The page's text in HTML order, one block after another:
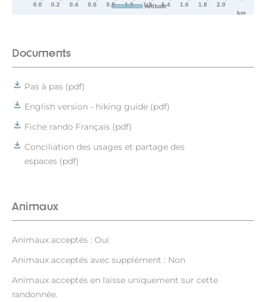
0.0 0.2 0.4 0.6 0.8 1.0 1.2 1.4 1.6 1.8 2.0
km
Altitude
Documents
Pas à pas (pdf)
English version - hiking guide (pdf)
Fiche rando Français (pdf)
Conciliation des usages et partage des
espaces (pdf)
Animaux
Animaux acceptés : Oui
Animaux acceptés avec supplément : Non
Animaux acceptés en laisse uniquement sur cette
randonnée.